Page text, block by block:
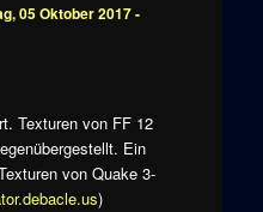
05 Oktober 2017 -
Texturen von FF 12
Ein
von Quake 3-
)